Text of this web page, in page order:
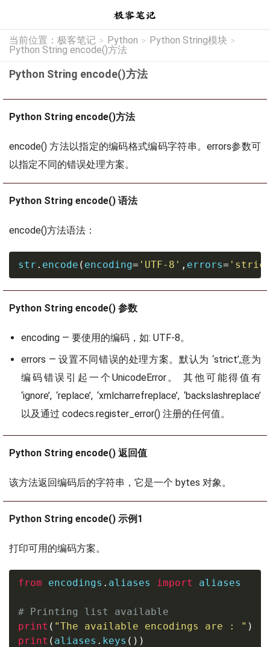
当前位置： 极客笔记 > Python > Python String模块 >
Python String encode()方法
Python String encode()方法
Python String encode()方法
encode() 方法以指定的编码格式编码字符串。errors参数可
以指定不同的错误处理方案。
Python String encode() 语法
encode()方法语法：
str . encode ( encoding= 'UTF-8' , errors=
Python String encode() 参数
encoding — 要使用的编码，如: UTF-8。
errors — 设置不同错误的处理方案。默认为 ‘strict’,意为
编码错误引起一个UnicodeError。 其他可能得值有
‘ignore’, ‘replace’, ‘xmlcharrefreplace’, ‘backslashreplace’
以及通过 codecs.register_error() 注册的任何值。
Python String encode() 返回值
该方法返回编码后的字符串，它是一个 bytes 对象。
Python String encode() 示例1
打印可用的编码方案。
from encodings . aliases import aliases
# Printing list available
print ( "The available encodings are : " )
print ( aliases . keys ( ) )